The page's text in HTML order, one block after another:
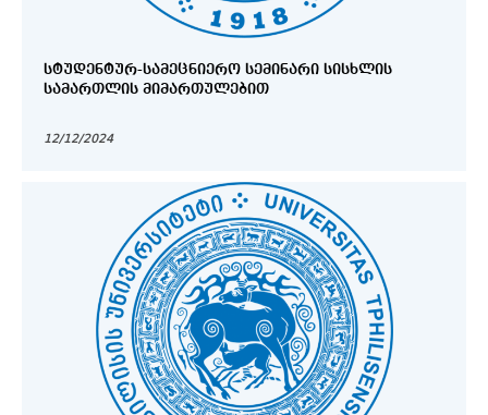
ᲡᲢᲣᲓᲔᲜᲢᲣᲠ-ᲡᲐᲛᲔᲪᲜᲘᲔᲠᲝ ᲡᲔᲛᲘᲜᲐᲠᲘ ᲡᲘᲡᲮᲚᲘᲡ
ᲡᲐᲛᲐᲠᲗᲚᲘᲡ ᲛᲘᲛᲐᲠᲗᲣᲚᲔᲑᲘᲗ
12/12/2024